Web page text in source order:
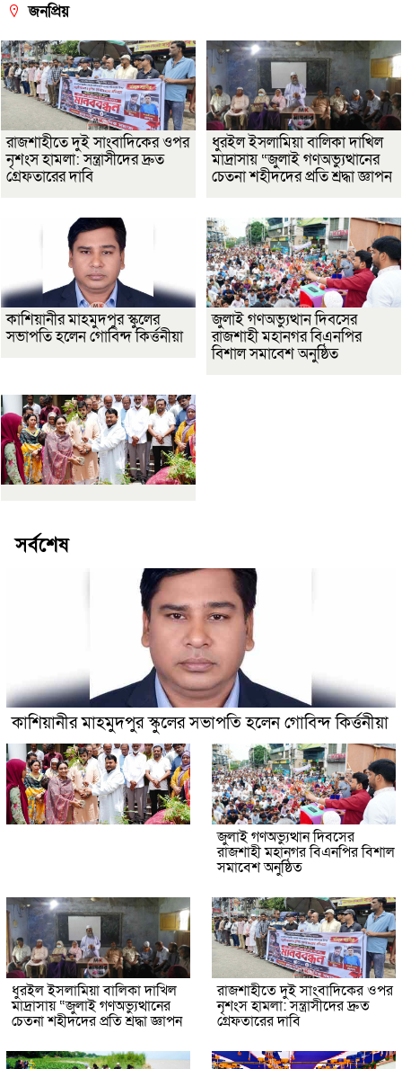
জনপ্রিয়
রাজশাহীতে দুই সাংবাদিকের ওপর
নৃশংস হামলা: সন্ত্রাসীদের দ্রুত
গ্রেফতারের দাবি
ধুরইল ইসলামিয়া বালিকা দাখিল
মাদ্রাসায় “জুলাই গণঅভ্যুত্থানের
চেতনা শহীদদের প্রতি শ্রদ্ধা জ্ঞাপন
কাশিয়ানীর মাহমুদপুর স্কুলের
সভাপতি হলেন গোবিন্দ কির্ত্তনীয়া
জুলাই গণঅভ্যুত্থান দিবসের
রাজশাহী মহানগর বিএনপির
বিশাল সমাবেশ অনুষ্ঠিত
সর্বশেষ
কাশিয়ানীর মাহমুদপুর স্কুলের সভাপতি হলেন গোবিন্দ কির্ত্তনীয়া
জুলাই গণঅভ্যুত্থান দিবসের
রাজশাহী মহানগর বিএনপির বিশাল
সমাবেশ অনুষ্ঠিত
ধুরইল ইসলামিয়া বালিকা দাখিল
মাদ্রাসায় “জুলাই গণঅভ্যুত্থানের
চেতনা শহীদদের প্রতি শ্রদ্ধা জ্ঞাপন
রাজশাহীতে দুই সাংবাদিকের ওপর
নৃশংস হামলা: সন্ত্রাসীদের দ্রুত
গ্রেফতারের দাবি